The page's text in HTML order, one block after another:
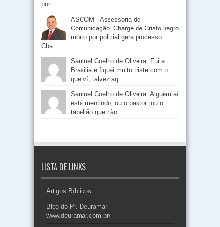
por...
ASCOM - Assessoria de
Comunicação: Charge de Cristo negro
morto por policial gera processo.
Cha...
Samuel Coelho de Oliveira: Fui a
Brasilia e fiquei muito triste com o
que ví, talvez aq...
Samuel Coelho de Oliveira: Alguém aí
está mentindo, ou o pastor ,ou o
tabelião que não...
LISTA DE LINKS
Artigos Bíblicos
Blog do Pr. Deuramar –
www.deuramar.com.br/